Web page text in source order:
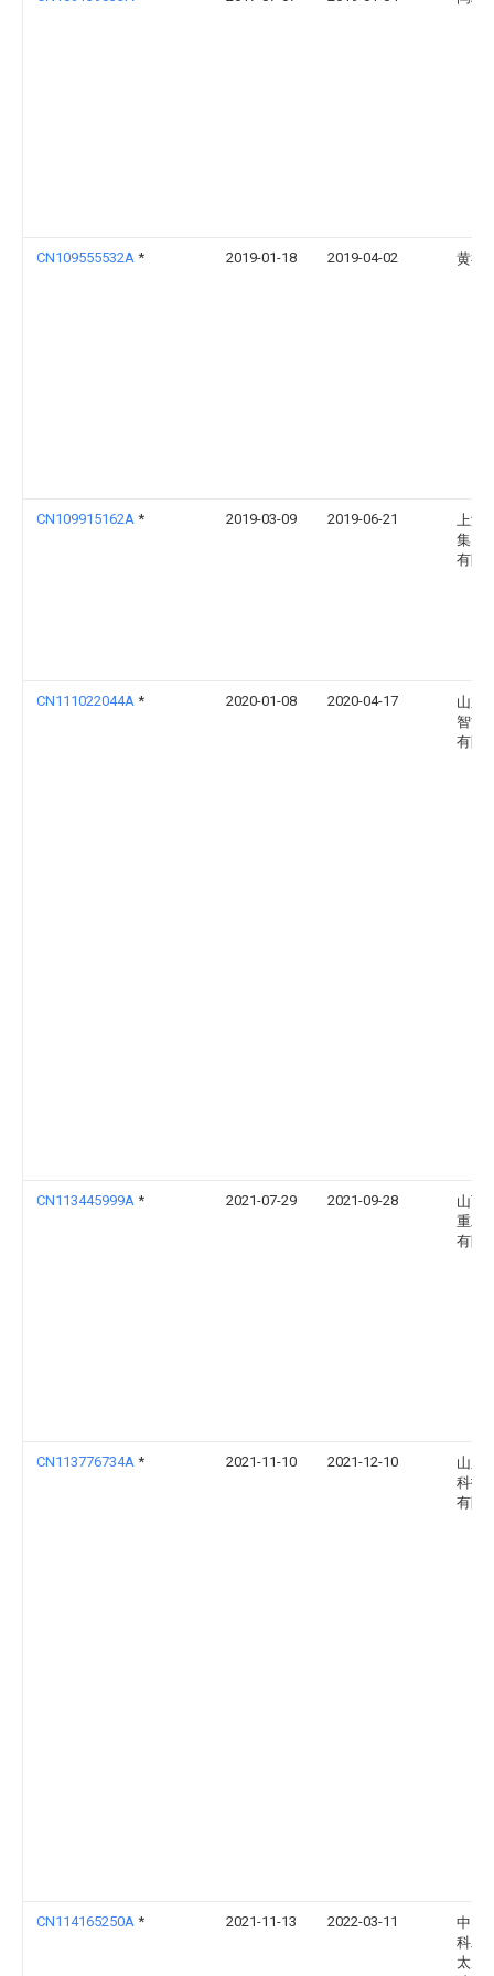
CN109555532A * 2019-01-18 2019-04-02 黄祖
CN109915162A * 2019-03-09 2019-06-21
上海
集团
有限
CN111022044A * 2020-01-08 2020-04-17
山东
智能
有限
CN113445999A * 2021-07-29 2021-09-28
山西
重工
有限
CN113776734A * 2021-11-10 2021-12-10
山东
科技
有限
CN114165250A * 2021-11-13 2022-03-11
中国
科工
太原